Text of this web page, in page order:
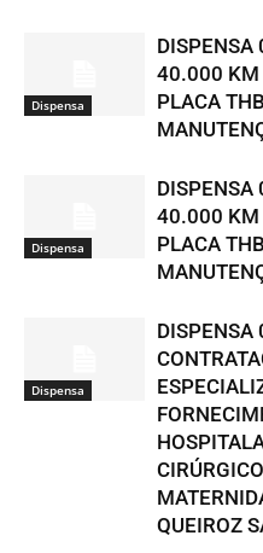
Dispensa
40.000 KM
PLACA
Dispensa
40.000 KM
PLACA
Dispensa
QUEIROZ